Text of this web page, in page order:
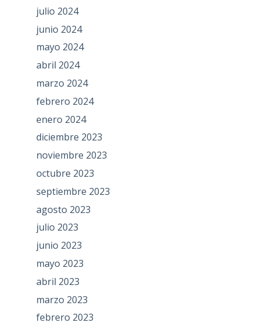
julio 2024
junio 2024
mayo 2024
abril 2024
marzo 2024
febrero 2024
enero 2024
diciembre 2023
noviembre 2023
octubre 2023
septiembre 2023
agosto 2023
julio 2023
junio 2023
mayo 2023
abril 2023
marzo 2023
febrero 2023